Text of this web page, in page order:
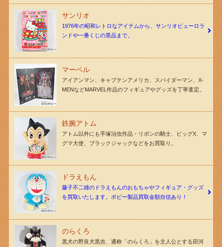
サンリオ
1976年の昭和レトロなアイテムから、サンリオピューロラ
ンドや一番くじの景品まで。
マーベル
アイアンマン、キャプテンアメリカ、スパイダーマン、X-
MENなどMARVEL作品のフィギュアやグッズを丁寧査定。
鉄腕アトム
アトム以外にも手塚治虫作品・リボンの騎士、ビッグX、マ
グマ大使、ブラックジャックなどをお買取り。
ドラえもん
藤子不二雄のドラえもんのおもちゃやフィギュア・グッズ
を買取いたします。ポピー製品買取金額自信あり！
のらくろ
黒犬の野良犬黒吉、通称「のらくろ」を主人公とする田河